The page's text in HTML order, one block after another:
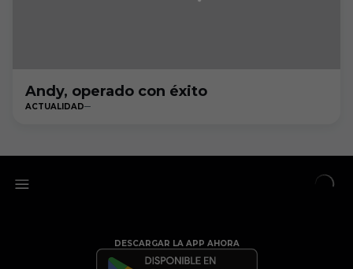
Andy, operado con éxito
ACTUALIDAD
DESCARGAR LA APP AHORA